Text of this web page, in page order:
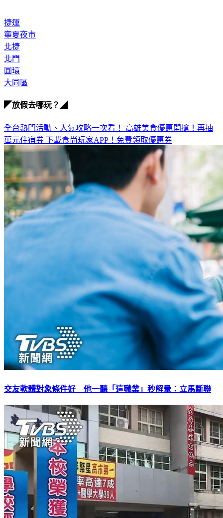
捷運
寧夏夜市
北捷
北門
圓環
大同區
◤放假去哪玩？◢
全台熱門活動、人氣攻略一次看！ 高雄美食優惠開搶！再抽
萬元住宿券 下載食尚玩家APP！免費領取優惠券
交友軟體對象條件好 他一聽「這職業」秒解暈：立馬斷聯